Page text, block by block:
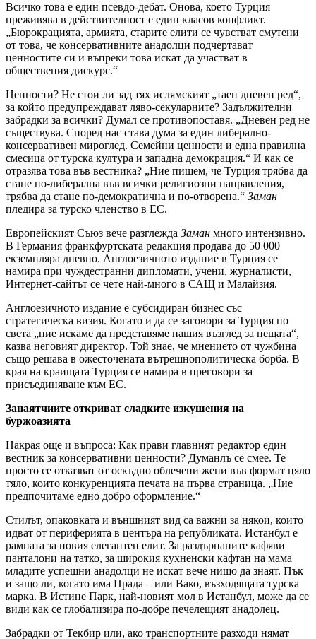
Всичко това е един псевдо-дебат. Онова, което Турция
преживява в действителност е един класов конфликт.
„Бюрокрацията, армията, старите елити се чувстват смутени
от това, че консервативните анадолци подчертават
ценностите си и въпреки това искат да участват в
обществения дискурс.“
Ценности? Не стои ли зад тях ислямският „таен дневен ред“,
за който предупреждават ляво-секуларните? Задължителни
забрадки за всички? Думал се противопоставя. „Дневен ред не
съществува. Според нас става дума за един либерално-
консервативен мироглед. Семейни ценности и една правилна
смесица от турска култура и западна демокрация.“ И как се
отразява това във вестника? „Ние пишем, че Турция трябва да
стане по-либерална във всички религиозни направления,
трябва да стане по-демократична и по-отворена.“ Заман
пледира за турско членство в ЕС.
Европейският Съюз вече разглежда Заман много интензивно.
В Германия франкфуртската редакция продава до 50 000
екземпляра дневно. Англоезичното издание в Турция се
намира при чуждестранни дипломати, учени, журналисти,
Интернет-сайтът се чете най-много в САЩ и Малайзия.
Англоезичното издание е субсидиран бизнес със
стратегическа визия. Когато и да се заговори за Турция по
света „ние искаме да представяме нашия възглед за нещата“,
казва неговият директор. Той знае, че мнението от чужбина
също решава в ожесточената вътрешнополитическа борба. В
края на краищата Турция се намира в преговори за
присъединяване към ЕС.
Занаятчиите откриват сладките изкушения на
буржоазията
Накрая още и въпроса: Как прави главният редактор един
вестник за консервативни ценности? Думанлъ се смее. Те
просто се отказват от оскъдно облечени жени във формат цяло
тяло, които конкуренцията печата на първа страница. „Ние
предпочитаме едно добро оформление.“
Стилът, опаковката и външният вид са важни за някои, които
идват от периферията в центъра на републиката. Истанбул е
рампата за новия елегантен елит. За раздърпаните кафяви
панталони на татко, за широкия кухненски кафтан на мама
младите успешни анадолци не искат вече нищо да знаят. Пък
и защо ли, когато има Прада – или Вако, възходящата турска
марка. В Истине Парк, най-новият мол в Истанбул, може да се
види как се глобализира по-добре печелещият анадолец.
Забрадки от Текбир или, ако транспортните разходи нямат